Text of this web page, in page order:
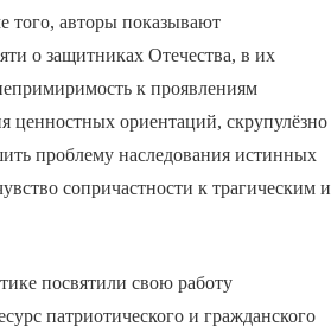
того, авторы показывают
о защитниках Отечества, в их
к проявлениям
ориентаций, скрупулёзно
проблему наследования истинных
сопричастности к трагическим и
посвятили свою работу
патриотического и гражданского